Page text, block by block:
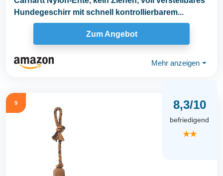
Hundegeschirr mit schnell kontrollierbarem...
Zum Angebot
Mehr anzeigen ⏷
9 8,3/10
befriedigend
★★